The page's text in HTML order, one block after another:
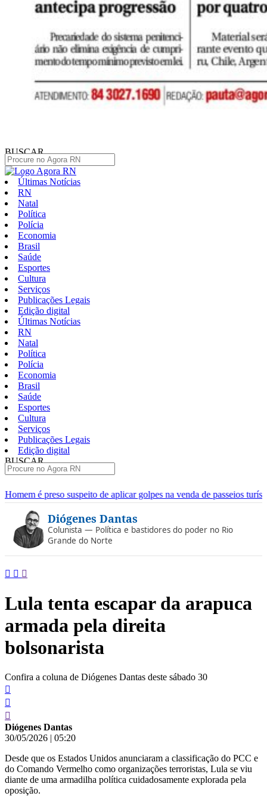
BUSCAR
Últimas Notícias
RN
Natal
Política
Polícia
Economia
Brasil
Saúde
Esportes
Cultura
Serviços
Publicações Legais
Edição digital
Últimas Notícias
RN
Natal
Política
Polícia
Economia
Brasil
Saúde
Esportes
Cultura
Serviços
Publicações Legais
Edição digital
BUSCAR
de aplicar golpes na venda de passeios turísticos em Natal
conteúdo
Diógenes Dantas
Colunista — Política e bastidores do poder no Rio
Grande do Norte
Lula tenta escapar da arapuca
armada pela direita
bolsonarista
Confira a coluna de Diógenes Dantas deste sábado 30
Diógenes Dantas
30/05/2026 | 05:20
Desde que os Estados Unidos anunciaram a classificação do PCC e
do Comando Vermelho como organizações terroristas, Lula se viu
diante de uma armadilha política cuidadosamente explorada pela
oposição.